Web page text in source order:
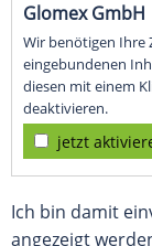
Glomex GmbH
Wir benötigen Ihre
eingebundenen
diesen mit einem
deaktivieren.
jetzt
Ich bin damit
angezeigt